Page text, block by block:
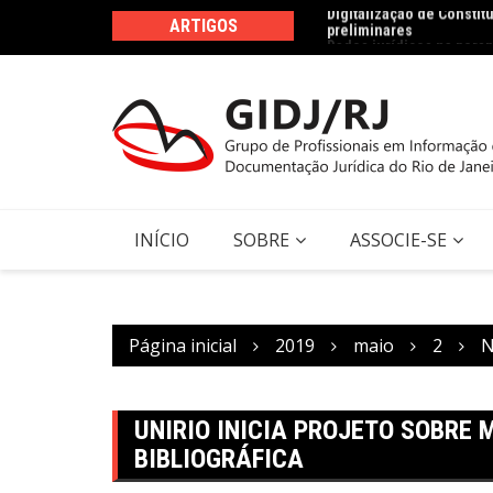
o
ARTIGOS
Dados jurídicos na
Agenda 2030
INÍCIO SOBRE ASSOCIE-SE
Página inicial 2019 maio 2
UNIRIO INICIA PROJETO SOBRE
BIBLIOGRÁFICA